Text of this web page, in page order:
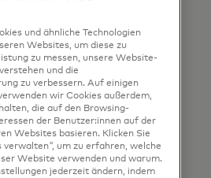
Mastercard for such
by phone. I
that I am free to
consent at any time,
using the opt-out
in each email.
that my personal
in
und ähnliche Technologien
Websites, um diese zu
zu messen, unsere Website-
und die
zu verbessern. Auf einigen
wir Cookies außerdem,
die auf den Browsing-
der Benutzer:innen auf der
Websites basieren. Klicken Sie
verwalten", um zu erfahren, welche
Website verwenden und warum.
jederzeit ändern, indem